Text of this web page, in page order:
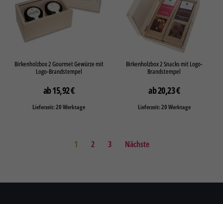
Birkenholzbox 2 Gourmet Gewürze mit
Logo-Brandstempel
15,92€
Lieferzeit: 20 Werktage
Birkenholzbox 2 Snacks mit Logo-
Brandstempel
20,23€
Lieferzeit: 20 Werktage
1 2 3 Nächste